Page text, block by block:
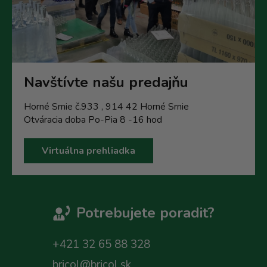
Navštívte našu predajňu
Horné Srnie č.933 , 914 42 Horné Srnie
Otváracia doba Po-Pia 8 -16 hod
Virtuálna prehliadka
Potrebujete poradit?
+421 32 65 88 328